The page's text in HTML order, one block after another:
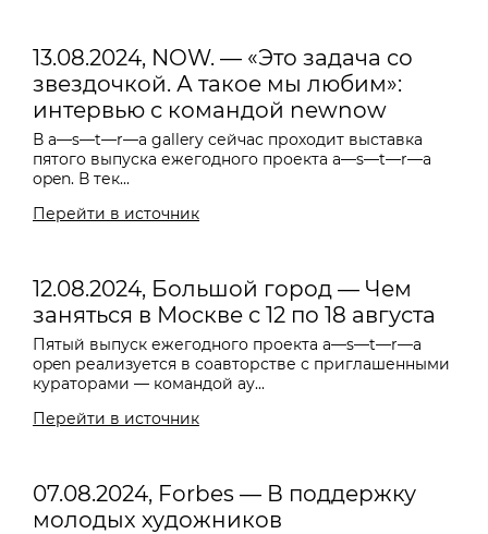
13.08.2024, NOW. — «Это задача со
звездочкой. А такое мы любим»:
интервью с командой newnow
В a—s—t—r—a gallery сейчас проходит выставка
пятого выпуска ежегодного проекта a—s—t—r—a
open. В тек...
Перейти в источник
12.08.2024, Большой город — Чем
заняться в Москве с 12 по 18 августа
Пятый выпуск ежегодного проекта a—s—t—r—a
open реализуется в соавторстве с приглашенными
кураторами — командой ау...
Перейти в источник
07.08.2024, Forbes — В поддержку
молодых художников